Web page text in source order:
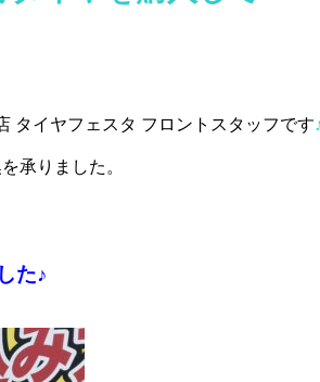
タイヤフェスタ フロントスタッフです
承りました。
た♪